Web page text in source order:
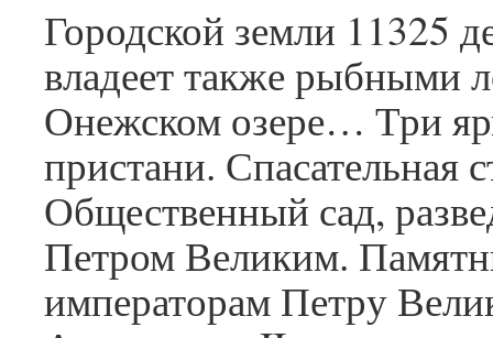
Городской земли 11325
владеет также рыбными
Онежском озере… Три
пристани. Спасательная
Общественный сад,
Петром Великим.
императорам Петру